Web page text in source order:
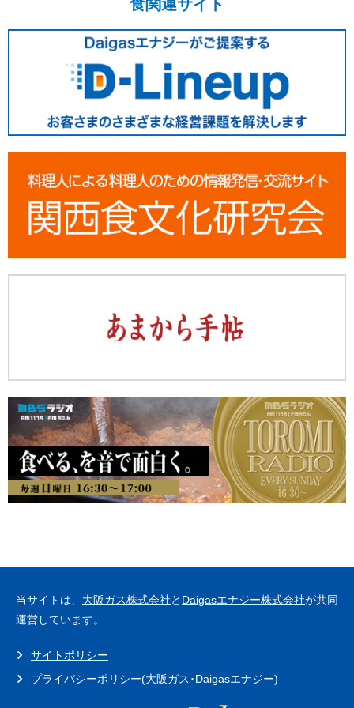
食関連サイト
当サイトは、 大阪ガス株式会社と Daigasエナジー株式会社が共同
運営しています。
サイトポリシー
プライバシーポリシー(大阪ガス ･Daigasエナジー)